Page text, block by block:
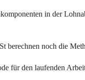
in der
berechnen noch die
für den laufenden